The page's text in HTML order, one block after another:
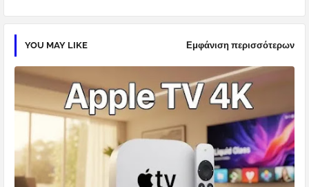
YOU MAY LIKE Εμφάνιση περισσότερων